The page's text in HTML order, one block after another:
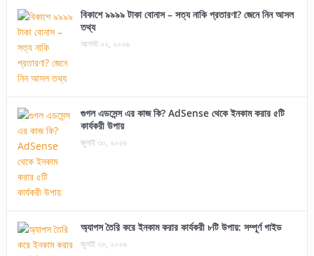
বিকাশে ৯৯৯৯ টাকা বোনাস – সত্য নাকি প্রতারণা? জেনে নিন আসল
তথ্য
আগস্ট ০২, ২০২৬
গুগল এডসেন্স এর কাজ কি? AdSense থেকে ইনকাম করার ৫টি
কার্যকরী উপায়
জুলাই ৩০, ২০২৬
অ্যাপস তৈরি করে ইনকাম করার কার্যকরী ৮টি উপায়: সম্পূর্ণ গাইড
জুলাই ২৮, ২০২৬